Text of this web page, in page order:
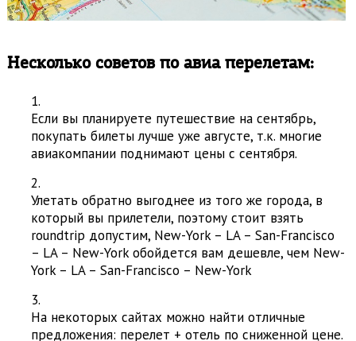
Несколько советов по авиа перелетам:
Если вы планируете путешествие на сентябрь,
покупать билеты лучше уже августе, т.к. многие
авиакомпании поднимают цены с сентября.
Улетать обратно выгоднее из того же города, в
который вы прилетели, поэтому стоит взять
roundtrip допустим, New-York – LA – San-Francisco
– LA – New-York обойдется вам дешевле, чем New-
York – LA – San-Francisco – New-York
На некоторых сайтах можно найти отличные
предложения: перелет + отель по сниженной цене.